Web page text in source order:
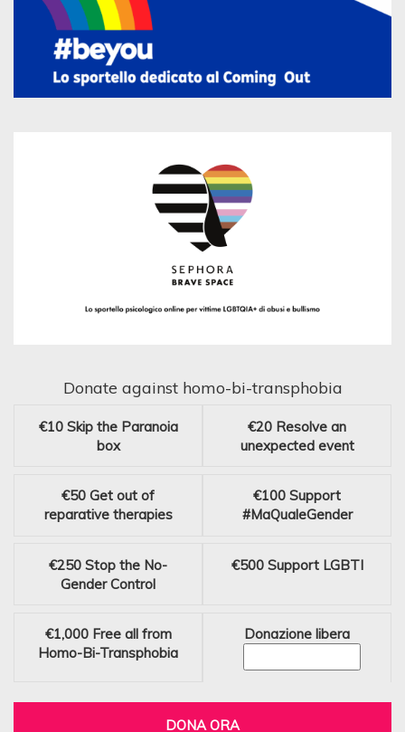
Donate against homo-bi-transphobia
€10 Skip the Paranoia
box
€20 Resolve an
unexpected event
€50 Get out of
reparative therapies
€100 Support
#MaQualeGender
€250 Stop the No-
Gender Control
€500 Support LGBTI
€1,000 Free all from
Homo-Bi-Transphobia
Donazione libera
DONA ORA